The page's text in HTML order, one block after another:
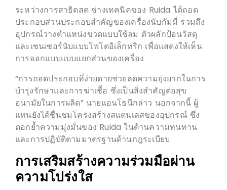
ระหว่างการสาธิตสด ช่างเทคนิคของ Ruida ได้ถอด
ประกอบส่วนประกอบสำคัญของเครื่องนับกัมมี่ รวมถึง
อุปกรณ์วางตำแหน่งขวดแบบใช้ลม ตัวผลักป้อนวัสดุ
และเซนเซอร์นับแบบโฟโตอิเล็กทริก เพื่อแสดงให้เห็น
การออกแบบแบบแยกส่วนของเครื่อง
“การถอดประกอบที่ง่ายดายช่วยลดความยุ่งยากในการ
บำรุงรักษาและการฆ่าเชื้อ ซึ่งเป็นสิ่งสำคัญต่อสุข
อนามัยในการผลิต” นายแอนโธนีกล่าว นอกจากนี้ ผู้
แทนยังได้ชื่นชมโครงสร้างสแตนเลสของอุปกรณ์ ซึ่ง
ตอกย้ำความมุ่งมั่นของ Ruida ในด้านความทนทาน
และการปฏิบัติตามมาตรฐานด้านกฎระเบียบ
การเสริมสร้างความร่วมมือผ่าน
ความโปร่งใส